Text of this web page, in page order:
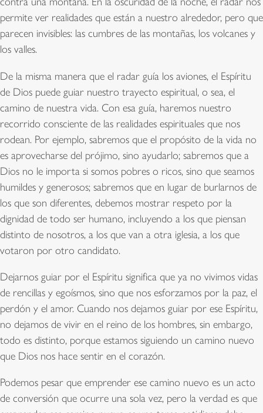
permite ver realidades que están a nuestro alrededor, pero que
parecen invisibles: las cumbres de las montañas, los volcanes y
los valles.
De la misma manera que el radar guía los aviones, el Espíritu
de Dios puede guiar nuestro trayecto espiritual, o sea, el
camino de nuestra vida. Con esa guía, haremos nuestro
recorrido consciente de las realidades espirituales que nos
rodean. Por ejemplo, sabremos que el propósito de la vida no
es aprovecharse del prójimo, sino ayudarlo; sabremos que a
Dios no le importa si somos pobres o ricos, sino que seamos
humildes y generosos; sabremos que en lugar de burlarnos de
los que son diferentes, debemos mostrar respeto por la
dignidad de todo ser humano, incluyendo a los que piensan
distinto de nosotros, a los que van a otra iglesia, a los que
votaron por otro candidato.
Dejarnos guiar por el Espíritu significa que ya no vivimos vidas
de rencillas y egoísmos, sino que nos esforzamos por la paz, el
perdón y el amor. Cuando nos dejamos guiar por ese Espíritu,
no dejamos de vivir en el reino de los hombres, sin embargo,
todo es distinto, porque estamos siguiendo un camino nuevo
que Dios nos hace sentir en el corazón.
Podemos pesar que emprender ese camino nuevo es un acto
de conversión que ocurre una sola vez, pero la verdad es que